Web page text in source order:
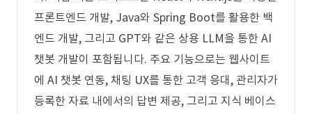
프론트엔드 개발, Java와 Spring Boot를 활용한 백
엔드 개발, 그리고 GPT와 같은 상용 LLM을 통한 AI
챗봇 개발이 포함됩니다. 주요 기능으로는 웹사이트
에 AI 챗봇 연동, 채팅 UX를 통한 고객 응대, 관리자가
등록한 자료 내에서의 답변 제공, 그리고 지식 베이스